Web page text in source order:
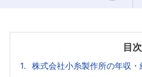
目次
株式会社小糸製作所の年収・